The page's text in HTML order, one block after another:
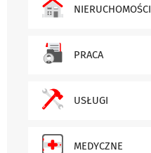
NIERUCHOMOŚCI
PRACA
USŁUGI
MEDYCZNE